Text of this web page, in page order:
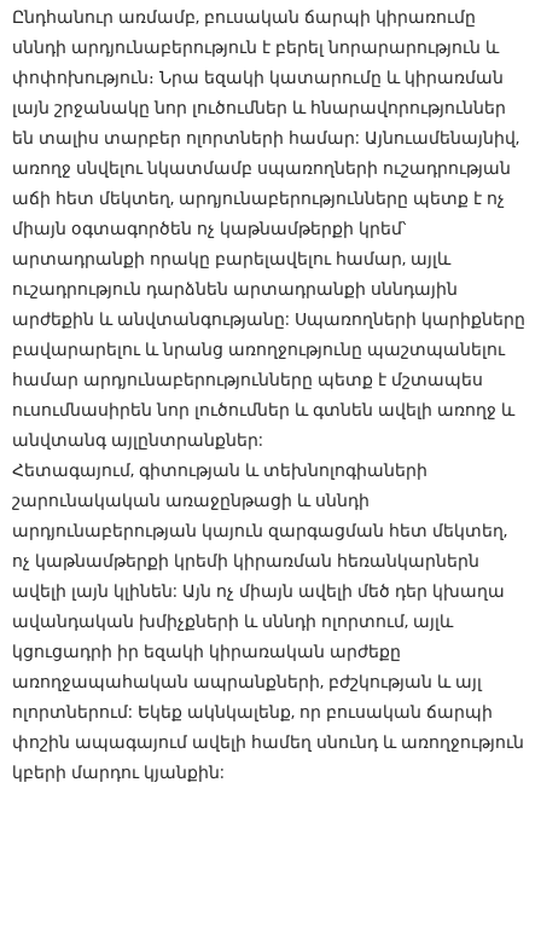
Ընդհանուր առմամբ, բուսական ճարպի կիրառումը
սննդի արդյունաբերություն է բերել նորարարություն և
փոփոխություն։ Նրա եզակի կատարումը և կիրառման
լայն շրջանակը նոր լուծումներ և հնարավորություններ
են տալիս տարբեր ոլորտների համար: Այնուամենայնիվ,
առողջ սնվելու նկատմամբ սպառողների ուշադրության
աճի հետ մեկտեղ, արդյունաբերությունները պետք է ոչ
միայն օգտագործեն ոչ կաթնամթերքի կրեմ՝
արտադրանքի որակը բարելավելու համար, այլև
ուշադրություն դարձնեն արտադրանքի սննդային
արժեքին և անվտանգությանը: Սպառողների կարիքները
բավարարելու և նրանց առողջությունը պաշտպանելու
համար արդյունաբերությունները պետք է մշտապես
ուսումնասիրեն նոր լուծումներ և գտնեն ավելի առողջ և
անվտանգ այլընտրանքներ:
Հետագայում, գիտության և տեխնոլոգիաների
շարունակական առաջընթացի և սննդի
արդյունաբերության կայուն զարգացման հետ մեկտեղ,
ոչ կաթնամթերքի կրեմի կիրառման հեռանկարներն
ավելի լայն կլինեն: Այն ոչ միայն ավելի մեծ դեր կխաղա
ավանդական խմիչքների և սննդի ոլորտում, այլև
կցուցադրի իր եզակի կիրառական արժեքը
առողջապահական ապրանքների, բժշկության և այլ
ոլորտներում: Եկեք ակնկալենք, որ բուսական ճարպի
փոշին ապագայում ավելի համեղ սնունդ և առողջություն
կբերի մարդու կյանքին: